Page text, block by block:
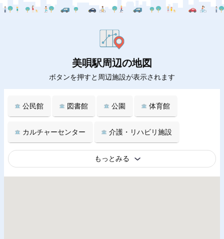
美唄駅周辺の地図
ボタンを押すと周辺施設が表示されます
公民館 図書館 公園 体育館
カルチャーセンター 介護・リハビリ施設
もっとみる